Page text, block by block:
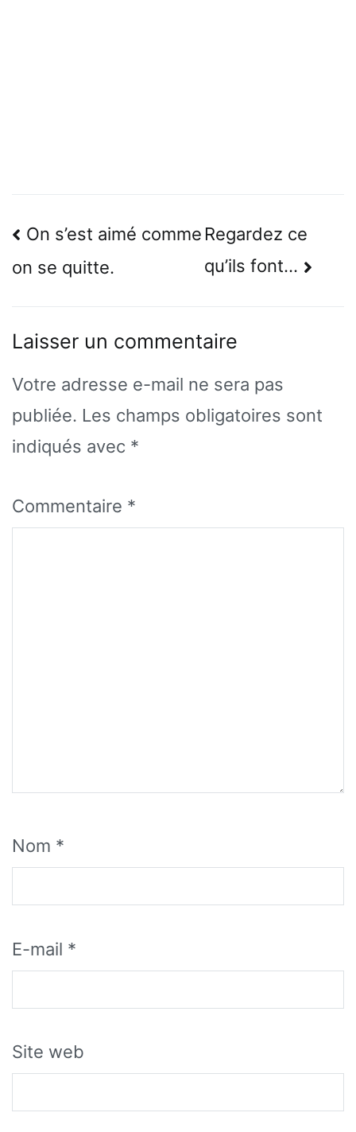
Navigation
de
On s’est aimé comme
on se quitte.
Regardez ce
qu’ils font…
Laisser un commentaire
Votre adresse e-mail ne sera pas
publiée. Les champs obligatoires sont
indiqués avec *
Commentaire *
Nom *
E-mail *
Site web